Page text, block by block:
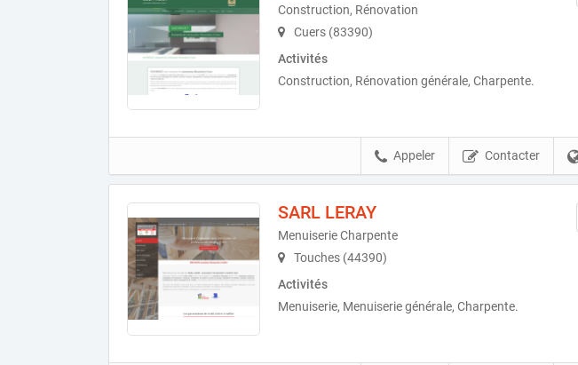
Construction, Rénovation
Cuers (83390)
Activités
Construction, Rénovation générale, Charpente.
Contacter
Appeler
SARL LERAY
Menuiserie Charpente
Touches (44390)
Activités
Menuiserie, Menuiserie générale, Charpente.